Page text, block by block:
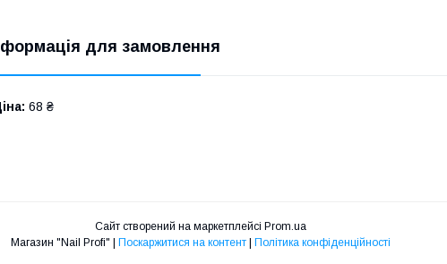
для замовлення
68 ₴
Сайт створений на маркетплейсі Prom.ua
Магазин "Nail Profi" | Поскаржитися на контент | Політика конфіденційності